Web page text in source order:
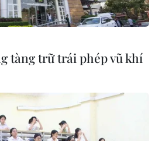
tàng trữ trái phép vũ khí